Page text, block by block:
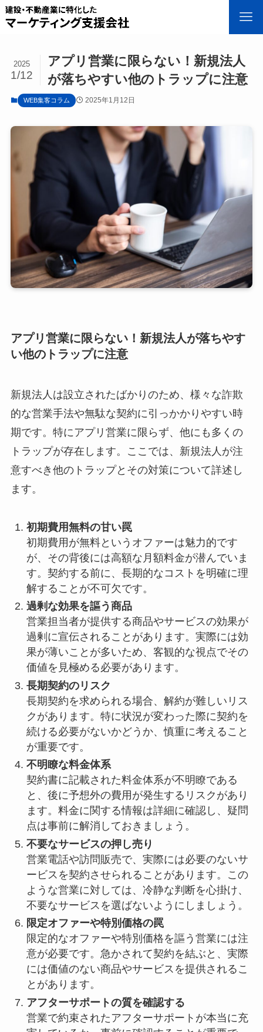
アプリ営業に限らない！新規法人
が落ちやすい他のトラップに注意
2025
1/12
WEB集客コラム 2025年1月12日
アプリ営業に限らない！新規法人が落ちやす
い他のトラップに注意
新規法人は設立されたばかりのため、様々な詐欺
的な営業手法や無駄な契約に引っかかりやすい時
期です。特にアプリ営業に限らず、他にも多くの
トラップが存在します。ここでは、新規法人が注
意すべき他のトラップとその対策について詳述し
ます。
初期費用無料の甘い罠
初期費用が無料というオファーは魅力的です
が、その背後には高額な月額料金が潜んでいま
す。契約する前に、長期的なコストを明確に理
解することが不可欠です。
過剰な効果を謳う商品
営業担当者が提供する商品やサービスの効果が
過剰に宣伝されることがあります。実際には効
果が薄いことが多いため、客観的な視点でその
価値を見極める必要があります。
長期契約のリスク
長期契約を求められる場合、解約が難しいリス
クがあります。特に状況が変わった際に契約を
続ける必要がないかどうか、慎重に考えること
が重要です。
不明瞭な料金体系
契約書に記載された料金体系が不明瞭である
と、後に予想外の費用が発生するリスクがあり
ます。料金に関する情報は詳細に確認し、疑問
点は事前に解消しておきましょう。
不要なサービスの押し売り
営業電話や訪問販売で、実際には必要のないサ
ービスを契約させられることがあります。この
ような営業に対しては、冷静な判断を心掛け、
不要なサービスを選ばないようにしましょう。
限定オファーや特別価格の罠
限定的なオファーや特別価格を謳う営業には注
意が必要です。急かされて契約を結ぶと、実際
には価値のない商品やサービスを提供されるこ
とがあります。
アフターサポートの質を確認する
営業で約束されたアフターサポートが本当に充